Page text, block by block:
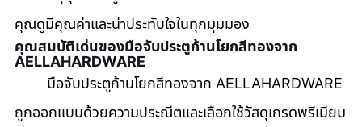
คุณดูมีคุณค่าและน่าประทับใจในทุกมุมมอง
คุณสมบัติเด่นของมือจับประตูก้านโยกสีทองจาก
AELLAHARDWARE
มือจับประตูก้านโยกสีทองจาก AELLAHARDWARE
ถูกออกแบบด้วยความประณีตและเลือกใช้วัสดุเกรดพรีเมียม